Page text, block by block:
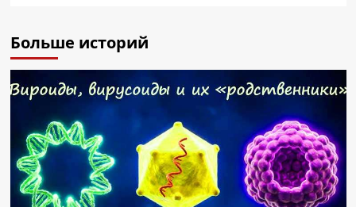
Больше историй